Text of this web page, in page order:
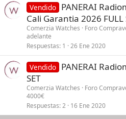
Vendido PANERAI
Cali Garantia 2026 FULL
Comerzia Watches
Foro
adelante
Respuestas 1 26 Ene 2020
Vendido PANERAI
SET
Comerzia Watches
Foro
4000€
Respuestas 2 16 Ene 2020